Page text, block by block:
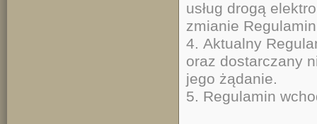
usług drogą
zmianie
4. Aktualny
oraz dostarczany
jego żądanie.
5. Regulamin